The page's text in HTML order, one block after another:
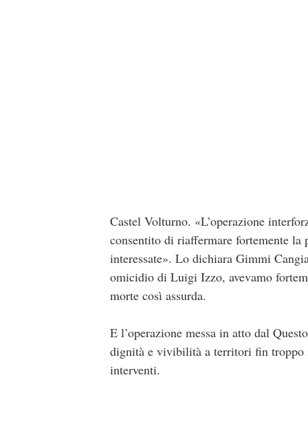
Castel Volturno. «L’operazione
consentito di riaffermare fortemente la
interessate». Lo dichiara Gimmi
omicidio di Luigi Izzo, avevamo
morte così assurda.
E l’operazione messa in atto dal
dignità e vivibilità a territori fin troppo
interventi.